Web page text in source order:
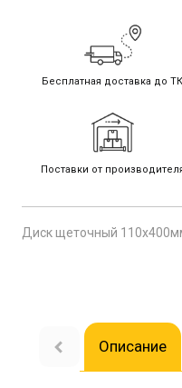
Бесплатная доставка до ТК
Поставки от
Диск щеточный
Описание